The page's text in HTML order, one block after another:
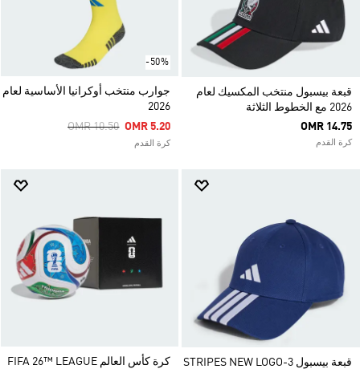
قبعة بيسبول منتخب المكسيك لعام
2026 مع الخطوط الثلاثة
OMR 14.75
كرة القدم
-50%
جوارب منتخب أوكرانيا الأساسية لعام
2026
Price Reduced From
OMR 10.50ToOMR 5.20
كرة القدم
قبعة بيسبول 3-STRIPES NEW LOGO
كرة كأس العالم FIFA 26™ LEAGUE